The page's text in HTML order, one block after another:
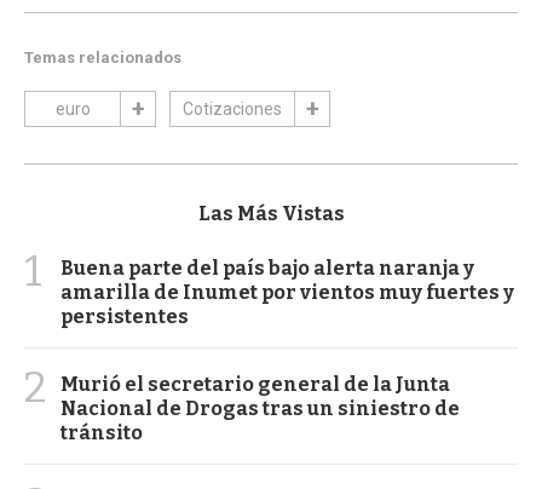
Temas relacionados
euro Cotizaciones
Las Más Vistas
1
Buena parte del país bajo alerta naranja y
amarilla de Inumet por vientos muy fuertes y
persistentes
2
Murió el secretario general de la Junta
Nacional de Drogas tras un siniestro de
tránsito